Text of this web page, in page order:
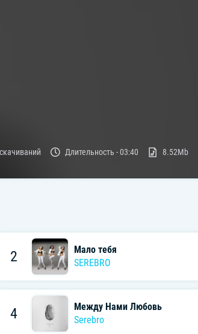
скачиваний Длительность -03:40 8.52Mb
2
Мало тебя
SEREBRO
4
Между Нами Любовь
Serebro